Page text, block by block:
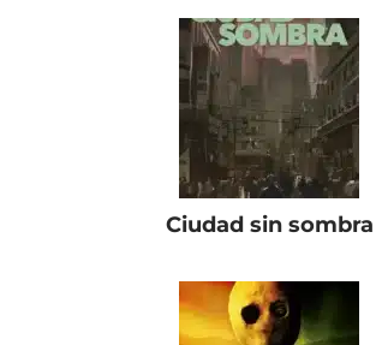
Ciudad sin sombra